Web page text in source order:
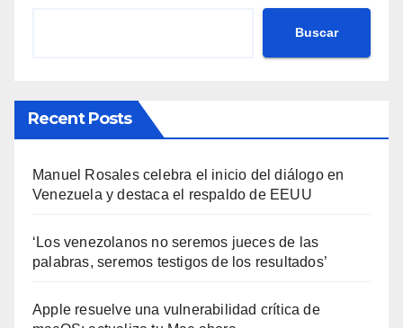
Buscar
Recent Posts
Manuel Rosales celebra el inicio del diálogo en
Venezuela y destaca el respaldo de EEUU
‘Los venezolanos no seremos jueces de las
palabras, seremos testigos de los resultados’
Apple resuelve una vulnerabilidad crítica de